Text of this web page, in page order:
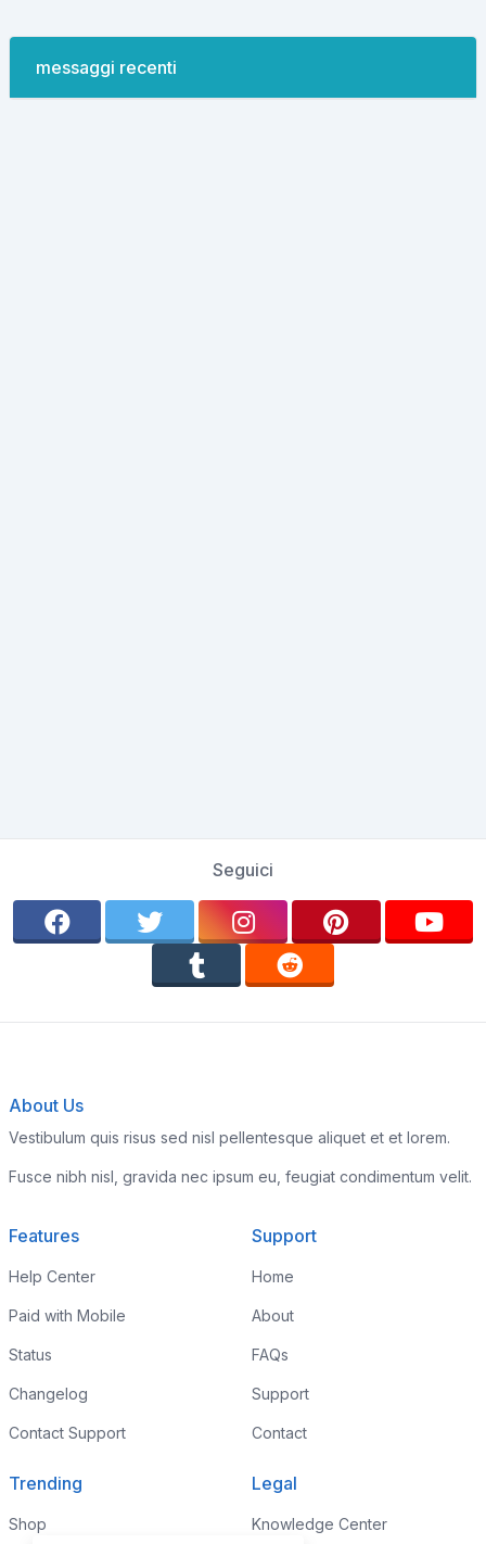
messaggi recenti
Seguici
About Us
Vestibulum quis risus sed nisl pellentesque aliquet et et lorem.
Fusce nibh nisl, gravida nec ipsum eu, feugiat condimentum velit.
Features
Help Center
Paid with Mobile
Status
Changelog
Contact Support
Support
Home
About
FAQs
Support
Contact
Trending
Shop
Legal
Knowledge Center